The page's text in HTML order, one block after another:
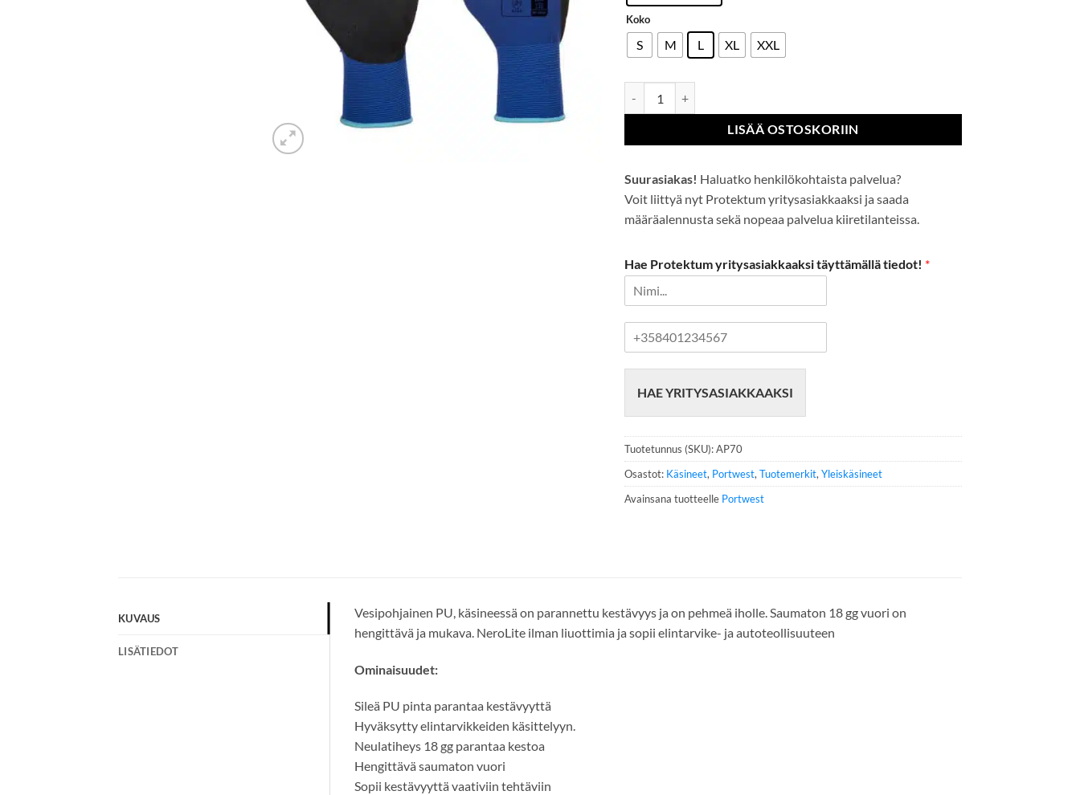
Koko
S M L XL XXL
LISÄÄ OSTOSKORIIN
Suurasiakas! Haluatko henkilökohtaista palvelua?
Voit liittyä nyt Protektum yritysasiakkaaksi ja saada
määräalennusta sekä nopeaa palvelua kiiretilanteissa.
Hae Protektum yritysasiakkaaksi täyttämällä tiedot! *
n
u
m
e
r
HAE YRITYSASIAKKAAKSI
Tuotetunnus (SKU):AP70
Osastot: Käsineet, Portwest, Tuotemerkit, Yleiskäsineet
Avainsana tuotteelle Portwest
KUVAUS
LISÄTIEDOT
Vesipohjainen PU, käsineessä on parannettu kestävyys ja on pehmeä iholle. Saumaton 18 gg vuori on
hengittävä ja mukava. NeroLite ilman liuottimia ja sopii elintarvike- ja autoteollisuuteen
Ominaisuudet:
Sileä PU pinta parantaa kestävyyttä
Hyväksytty elintarvikkeiden käsittelyyn.
Neulatiheys 18 gg parantaa kestoa
Hengittävä saumaton vuori
Sopii kestävyyttä vaativiin tehtäviin